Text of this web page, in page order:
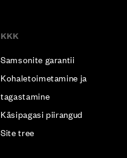
KKK
Samsonite garantii
Kohaletoimetamine ja
tagastamine
Käsipagasi piirangud
Site tree